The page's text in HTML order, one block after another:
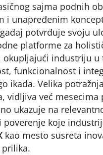
sajma podnih
i unapređenim
potvrđuje svoju
platforme za
okupljajući industriju u
funkcionalnost i
ikada. Velika
vidljiva već mesecima
ukazuje na
poverenje koje
kao mesto susreta